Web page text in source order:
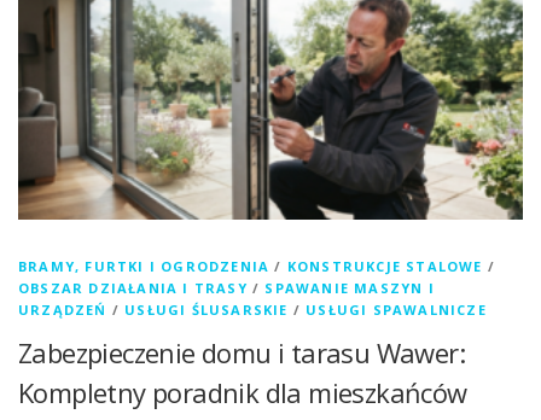
BRAMY, FURTKI I OGRODZENIA / KONSTRUKCJE STALOWE /
OBSZAR DZIAŁANIA I TRASY / SPAWANIE MASZYN I
URZĄDZEŃ / USŁUGI ŚLUSARSKIE / USŁUGI SPAWALNICZE
Zabezpieczenie domu i tarasu Wawer:
Kompletny poradnik dla mieszkańców